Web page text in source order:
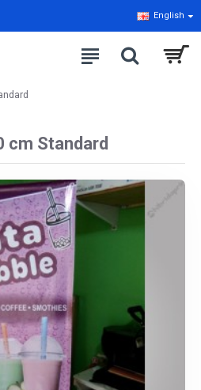
English
cm Standard